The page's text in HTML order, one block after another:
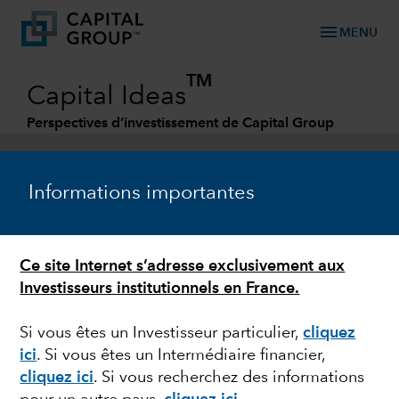
Informations importantes
Ce site Internet s’adresse exclusivement aux
Investisseurs institutionnels en France.
Si vous êtes un Investisseur particulier,cliquez
ici. Si vous êtes un Intermédiaire financier,
cliquez ici. Si vous recherchez des informations
menu MENU
Capital Ideas
TM
Perspectives d’investissement de Capital Group
GESTION OBLIGATAIRE